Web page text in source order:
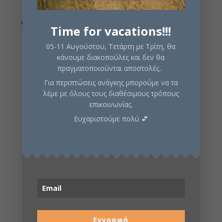
Προσθήκη στο καλάθι
CGE00130
Κατηγορίες:
Περιπέτειας,Στρατηγικής
Περιγραφή
Πληροφορίες
Time for vacations!!!
05-11 Αυγούστου, Τετάρτη με Τρίτη, θα
κάνουμε διακοπούλες και δεν θα
πραγματοποιούνται αποστολές..
Για περιπτώσεις ανάγκης μπορούμε να τα
λέμε με όλους τους διαθέσιμους τρόπους
επικοινωνίας.
Ευχαριστούμε πολύ 💕
Εγγραφή